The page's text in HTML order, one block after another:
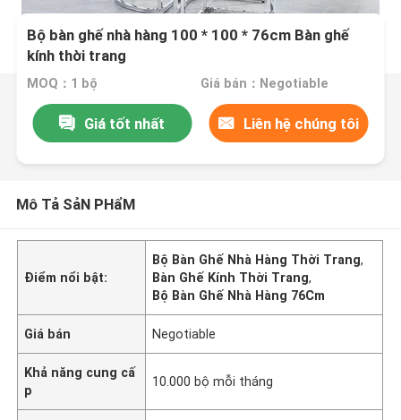
Bộ bàn ghế nhà hàng 100 * 100 * 76cm Bàn ghế
kính thời trang
MOQ：1 bộ Giá bán：Negotiable
Giá tốt nhất Liên hệ chúng tôi
Mô Tả SảN PHẩM
Điểm nổi bật:
Bộ Bàn Ghế Nhà Hàng Thời Trang,
Bàn Ghế Kính Thời Trang,
Bộ Bàn Ghế Nhà Hàng 76Cm
Giá bán Negotiable
Khả năng cung cấ
p
10.000 bộ mỗi tháng